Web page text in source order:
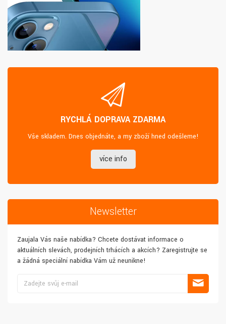
RYCHLÁ DOPRAVA ZDARMA
Vše skladem. Dnes objednáte, a my zboží hned odešleme!
více info
Newsletter
Zaujala Vás naše nabídka? Chcete dostávat informace o
aktuálních slevách, prodejních trhácích a akcích? Zaregistrujte se
a žádná speciální nabídka Vám už neunikne!